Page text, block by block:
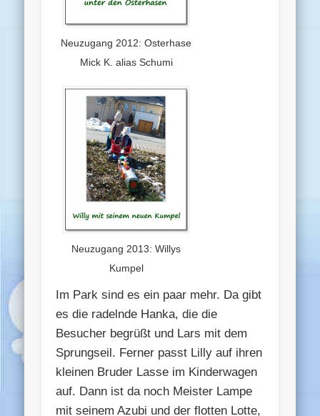
Neuzugang 2012: Osterhase
Mick K. alias Schumi
Neuzugang 2013: Willys
Kumpel
Im Park sind es ein paar mehr. Da gibt
es die radelnde Hanka, die die
Besucher begrüßt und Lars mit dem
Sprungseil. Ferner passt Lilly auf ihren
kleinen Bruder Lasse im Kinderwagen
auf. Dann ist da noch Meister Lampe
mit seinem Azubi und der flotten Lotte,